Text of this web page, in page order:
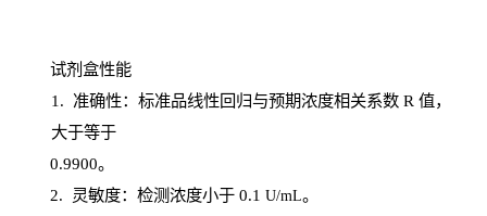
试剂盒性能
1 . 准确性：标准品线性回归与预期浓度相关系数 R 值，
大于等于
0.9900。
2. 灵敏度：检测浓度小于0.1 U/mL。